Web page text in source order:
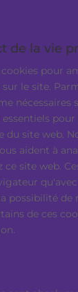
de la vie
pour
le site.
nécessaires
du site web.
aident à
site web.
possibilité de
de ces